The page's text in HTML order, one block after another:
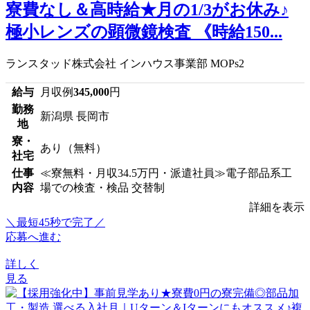
寮費なし＆高時給★月の1/3がお休み♪
極小レンズの顕微鏡検査 《時給150...
ランスタッド株式会社 インハウス事業部 MOPs2
給与 月収例345,000円
勤務
地
新潟県 長岡市
寮・
社宅
あり（無料）
仕事
内容
≪寮無料・月収34.5万円・派遣社員≫電子部品系工
場での検査・検品 交替制
詳細を表示
＼最短45秒で完了／
応募へ進む
詳しく
見る